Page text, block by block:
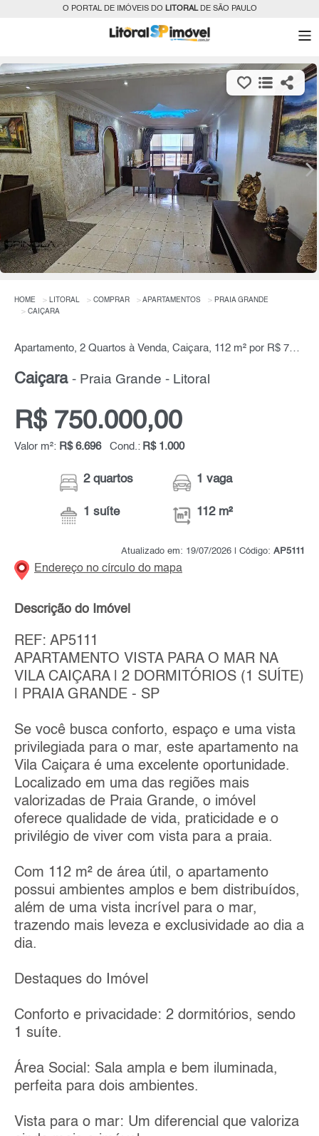
O PORTAL DE IMÓVEIS DO LITORALDE SÃO PAULO
HOME LITORAL COMPRAR APARTAMENTOS
PRAIA GRANDE
CAIÇARA
Apartamento, 2 Quartos à Venda, Caiçara, 112 m² por R$ 750.000,00
Caiçara - Praia Grande - Litoral
R$ 750.000,00
Valor m²: R$ 6.696 Cond.: R$ 1.000
2 quartos
1 suíte
1 vaga
112 m²
Atualizado em: 19/07/2026 | Código: AP5111
Endereço no círculo do mapa
Descrição do Imóvel
REF: AP5111
APARTAMENTO VISTA PARA O MAR NA
VILA CAIÇARA | 2 DORMITÓRIOS (1 SUÍTE)
| PRAIA GRANDE - SP
Se você busca conforto, espaço e uma vista
privilegiada para o mar, este apartamento na
Vila Caiçara é uma excelente oportunidade.
Localizado em uma das regiões mais
valorizadas de Praia Grande, o imóvel
oferece qualidade de vida, praticidade e o
privilégio de viver com vista para a praia.
Com 112 m² de área útil, o apartamento
possui ambientes amplos e bem distribuídos,
além de uma vista incrível para o mar,
trazendo mais leveza e exclusividade ao dia a
dia.
Destaques do Imóvel
Conforto e privacidade: 2 dormitórios, sendo
1 suíte.
Área Social: Sala ampla e bem iluminada,
perfeita para dois ambientes.
Vista para o mar: Um diferencial que valoriza